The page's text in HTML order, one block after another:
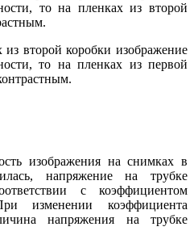
то на пленках из второй
второй коробки изображение
то на пленках из первой
изображения на снимках в
напряжение на трубке
с коэффициентом
изменении коэффициента
напряжения на трубке